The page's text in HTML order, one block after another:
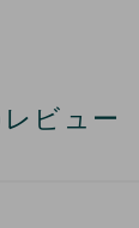
ビュー